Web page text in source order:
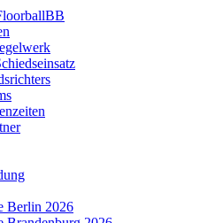
Berlin 2026